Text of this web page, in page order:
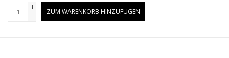
Qualität: Holz, umweltfreundliche Farbe
+
-
ZUM WARENKORB HINZUFÜGEN